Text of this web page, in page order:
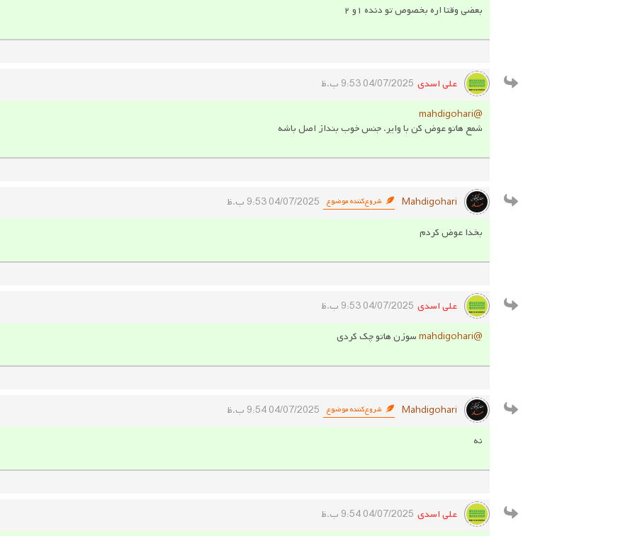
بعضی وقتا اره بخصوص تو دنده ۱و ۲
علی اسدی 04/07/2025 9:53 ب.ظ
@mahdigohari
شمع هاتو عوض کن با وایر. جنس خوب بنداز اصل باشه
Mahdigohari شروع‌کننده موضوع 04/07/2025 9:53 ب.ظ
بخدا عوض کردم
علی اسدی 04/07/2025 9:53 ب.ظ
@mahdigohari سوزن هاتو چک کردی
Mahdigohari شروع‌کننده موضوع 04/07/2025 9:54 ب.ظ
نه
علی اسدی 04/07/2025 9:54 ب.ظ